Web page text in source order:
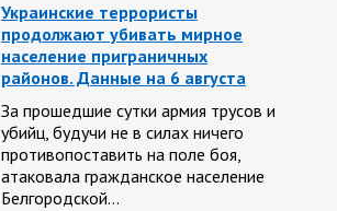
Украинские террористы
продолжают убивать мирное
население приграничных
районов. Данные на 6 августа
За прошедшие сутки армия трусов и
убийц, будучи не в силах ничего
противопоставить на поле боя,
атаковала гражданское население
Белгородской…